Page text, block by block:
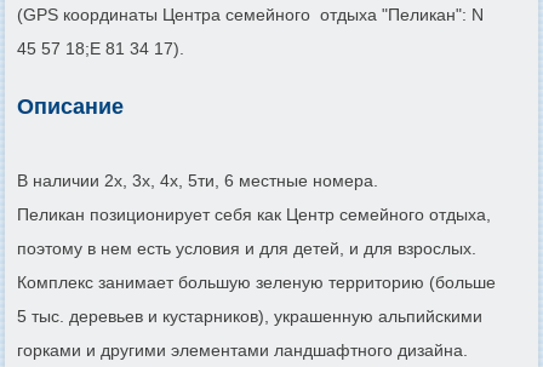
(GPS координаты Центра семейного отдыха "Пеликан": N
45 57 18;E 81 34 17).
Описание
В наличии 2х, 3х, 4х, 5ти, 6 местные номера.
Пеликан позиционирует себя как Центр семейного отдыха,
поэтому в нем есть условия и для детей, и для взрослых.
Комплекс занимает большую зеленую территорию (больше
5 тыс. деревьев и кустарников), украшенную альпийскими
горками и другими элементами ландшафтного дизайна.